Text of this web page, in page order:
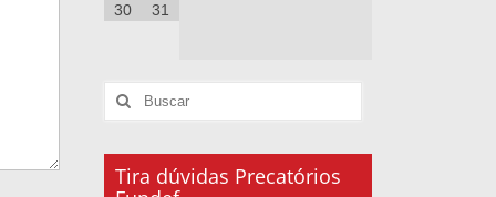
30 31
Tira dúvidas Precatórios